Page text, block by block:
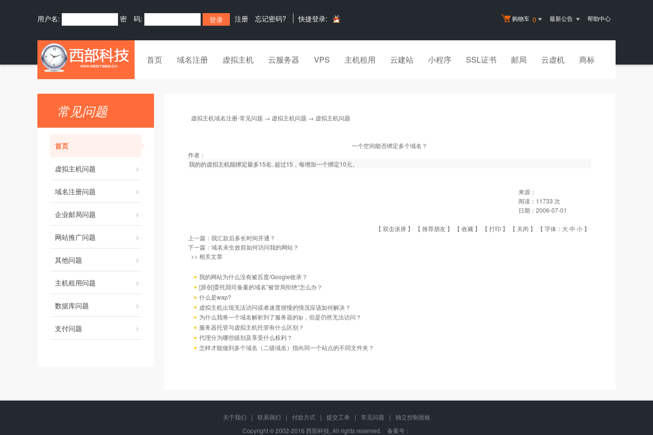
购物车 0 最新公告 帮助中心
用户名: 密 码: 注册 忘记密码? 快捷登录:
首页 域名注册 虚拟主机 云服务器 VPS 主机租用 云建站 小程序 SSL证书 邮局 云虚机 商标
常见问题
首页
虚拟主机问题
域名注册问题
企业邮局问题
网站推广问题
其他问题
主机租用问题
数据库问题
支付问题
虚拟主机域名注册-常见问题 → 虚拟主机问题 → 虚拟主机问题
一个空间能否绑定多个域名？
作者：
我的的虚拟主机能绑定最多15名. 超过15，每增加一个绑定10元。
来源：
阅读： 11733 次
日期： 2006-07-01
【 双击滚屏 】 【 推荐朋友 】 【 收藏 】 【 打印 】 【 关闭 】 【 字体： 大中 小 】
上一篇： 我汇款后多长时间开通？
下一篇： 域名未生效前如何访问我的网站？
>> 相关文章
我的网站为什么没有被百度/Google收录？
[原创]委托我司备案的域名”被管局拒绝“怎么办？
什么是wap?
虚拟主机出现无法访问或者速度很慢的情况应该如何解决？
为什么我将一个域名解析到了服务器的Ip，但是仍然无法访问？
服务器托管与虚拟主机托管有什么区别？
代理分为哪些级别及享受什么权利？
怎样才能做到多个域名（二级域名）指向同一个站点的不同文件夹？
关于我们 | 联系我们 | 付款方式 | 提交工单 | 常见问题 |
独立控制面板
Copyright © 2002-2016 西部科技, All rights reserved. 备案号：